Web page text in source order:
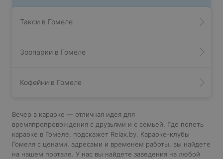
Такси в Гомеле
Зоопарки в Гомеле
Кофейни в Гомеле
Вечер в караоке — отличная идея для
времяпрепровождения с друзьями и с семьей. Где попеть
караоке в Гомеле, подскажет Relax.by. Караоке-клубы
Гомеля с ценами, адресами и временем работы, вы найдете
на нашем портале. У нас вы найдете заведения на любой